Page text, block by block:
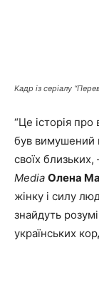
Кадр із серіалу
“Це історія про
був вимушений
своїх
Media Олена
жінку і силу
знайдуть
українських